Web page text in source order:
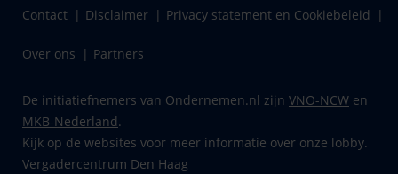
Contact Disclaimer Privacy statement en Cookiebeleid
Over ons Partners
De initiatiefnemers van Ondernemen.nl zijn VNO-NCW en
MKB-Nederland.
Kijk op de websites voor meer informatie over onze lobby.
Vergadercentrum Den Haag